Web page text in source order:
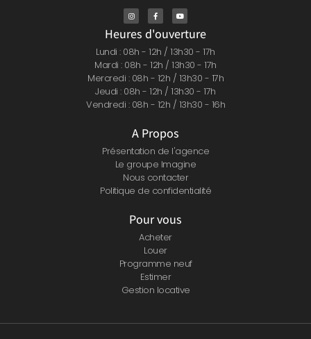
Heures d'ouverture
Lundi : 08h - 12h / 13h30 - 17h
Mardi : 08h - 12h / 13h30 - 17h
Mercredi : 08h - 12h / 13h30 - 17h
Jeudi : 08h - 12h / 13h30 - 17h
Vendredi : 08h - 12h / 13h30 - 16h
A Propos
Présentation de l'agence
Le groupe Imagine
Nous contacter
Politique de confidentialité
Pour vous
Acheter
Louer
Programme neuf
Estimer
Gestion locative